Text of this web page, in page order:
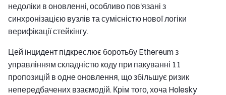
недоліки в оновленні, особливо пов'язані з
синхронізацією вузлів та сумісністю нової логіки
верифікації стейкінгу.
Цей інцидент підкреслює боротьбу Ethereum з
управлінням складністю коду при пакуванні 11
пропозицій в одне оновлення, що збільшує ризик
непередбачених взаємодій. Крім того, хоча Holesky